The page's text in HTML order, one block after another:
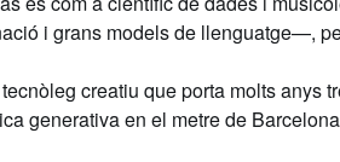
i grans models de llenguatge—,
creatiu que porta molts anys
generativa en el metre de